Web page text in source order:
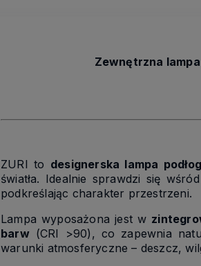
Zewnętrzna
ZURI to designerska lampa
światła. Idealnie sprawdzi się
podkreślając charakter przestrzeni.
Lampa wyposażona jest w
barw(CRI >90), co zapewnia
warunki atmosferyczne – deszcz,